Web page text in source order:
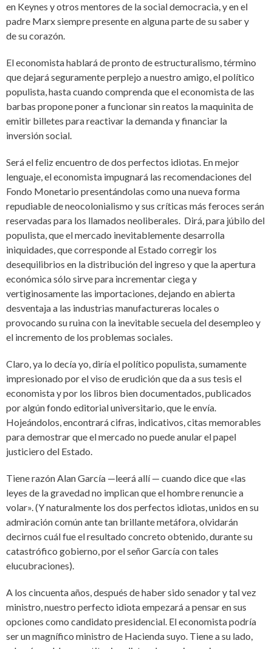
en Keynes y otros mentores de la social democracia, y en el
padre Marx siempre presente en alguna parte de su saber y
de su corazón.
El economista hablará de pronto de estructuralismo, término
que dejará seguramente perplejo a nuestro amigo, el político
populista, hasta cuando comprenda que el economista de las
barbas propone poner a funcionar sin reatos la maquinita de
emitir billetes para reactivar la demanda y financiar la
inversión social.
Será el feliz encuentro de dos perfectos idiotas. En mejor
lenguaje, el economista impugnará las recomendaciones del
Fondo Monetario presentándolas como una nueva forma
repudiable de neocolonialismo y sus críticas más feroces serán
reservadas para los llamados neoliberales. Dirá, para júbilo del
populista, que el mercado inevitablemente desarrolla
iniquidades, que corresponde al Estado corregir los
desequilibrios en la distribución del ingreso y que la apertura
económica sólo sirve para incrementar ciega y
vertiginosamente las importaciones, dejando en abierta
desventaja a las industrias manufactureras locales o
provocando su ruina con la inevitable secuela del desempleo y
el incremento de los problemas sociales.
Claro, ya lo decía yo, diría el político populista, sumamente
impresionado por el viso de erudición que da a sus tesis el
economista y por los libros bien documentados, publicados
por algún fondo editorial universitario, que le envía.
Hojeándolos, encontrará cifras, indicativos, citas memorables
para demostrar que el mercado no puede anular el papel
justiciero del Estado.
Tiene razón Alan García —leerá allí — cuando dice que «las
leyes de la gravedad no implican que el hombre renuncie a
volar». (Y naturalmente los dos perfectos idiotas, unidos en su
admiración común ante tan brillante metáfora, olvidarán
decirnos cuál fue el resultado concreto obtenido, durante su
catastrófico gobierno, por el señor García con tales
elucubraciones).
A los cincuenta años, después de haber sido senador y tal vez
ministro, nuestro perfecto idiota empezará a pensar en sus
opciones como candidato presidencial. El economista podría
ser un magnífico ministro de Hacienda suyo. Tiene a su lado,